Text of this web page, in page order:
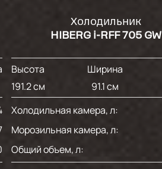
Холодильник
HIBERG i-RFF 705 GW
Высота
191.2 см
Ширина
91.1 см
Холодильная камера, л:
Морозильная камера, л:
Общий объем, л: